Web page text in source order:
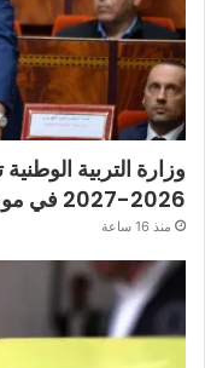
وزارة التربية
2026-2027 في موعده الرسمي
منذ 16 ساعة